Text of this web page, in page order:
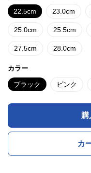
22.5cm 23.0cm
25.0cm 25.5cm
27.5cm 28.0cm
カラー
ブラック ピンク
購
カ